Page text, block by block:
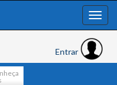
Entrar